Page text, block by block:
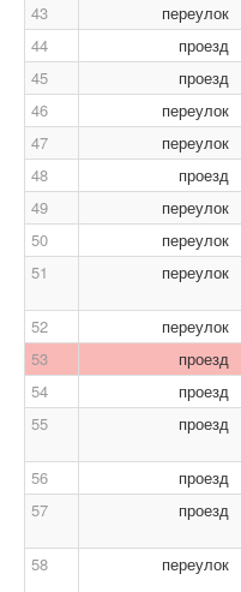
43
переулок
44
проезд
45
проезд
46
переулок
47
переулок
48
проезд
49
переулок
50
переулок
51
переулок
52 переулок
53
проезд
54
проезд
55
проезд
56
проезд
57
проезд
58
переулок